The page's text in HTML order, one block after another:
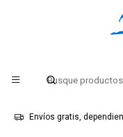
Envíos gratis,